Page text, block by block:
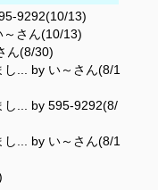
9292(10/13)
さん(10/13)
ん(8/30)
... by い～さん(8/1
し... by 595-9292(8/
... by い～さん(8/1